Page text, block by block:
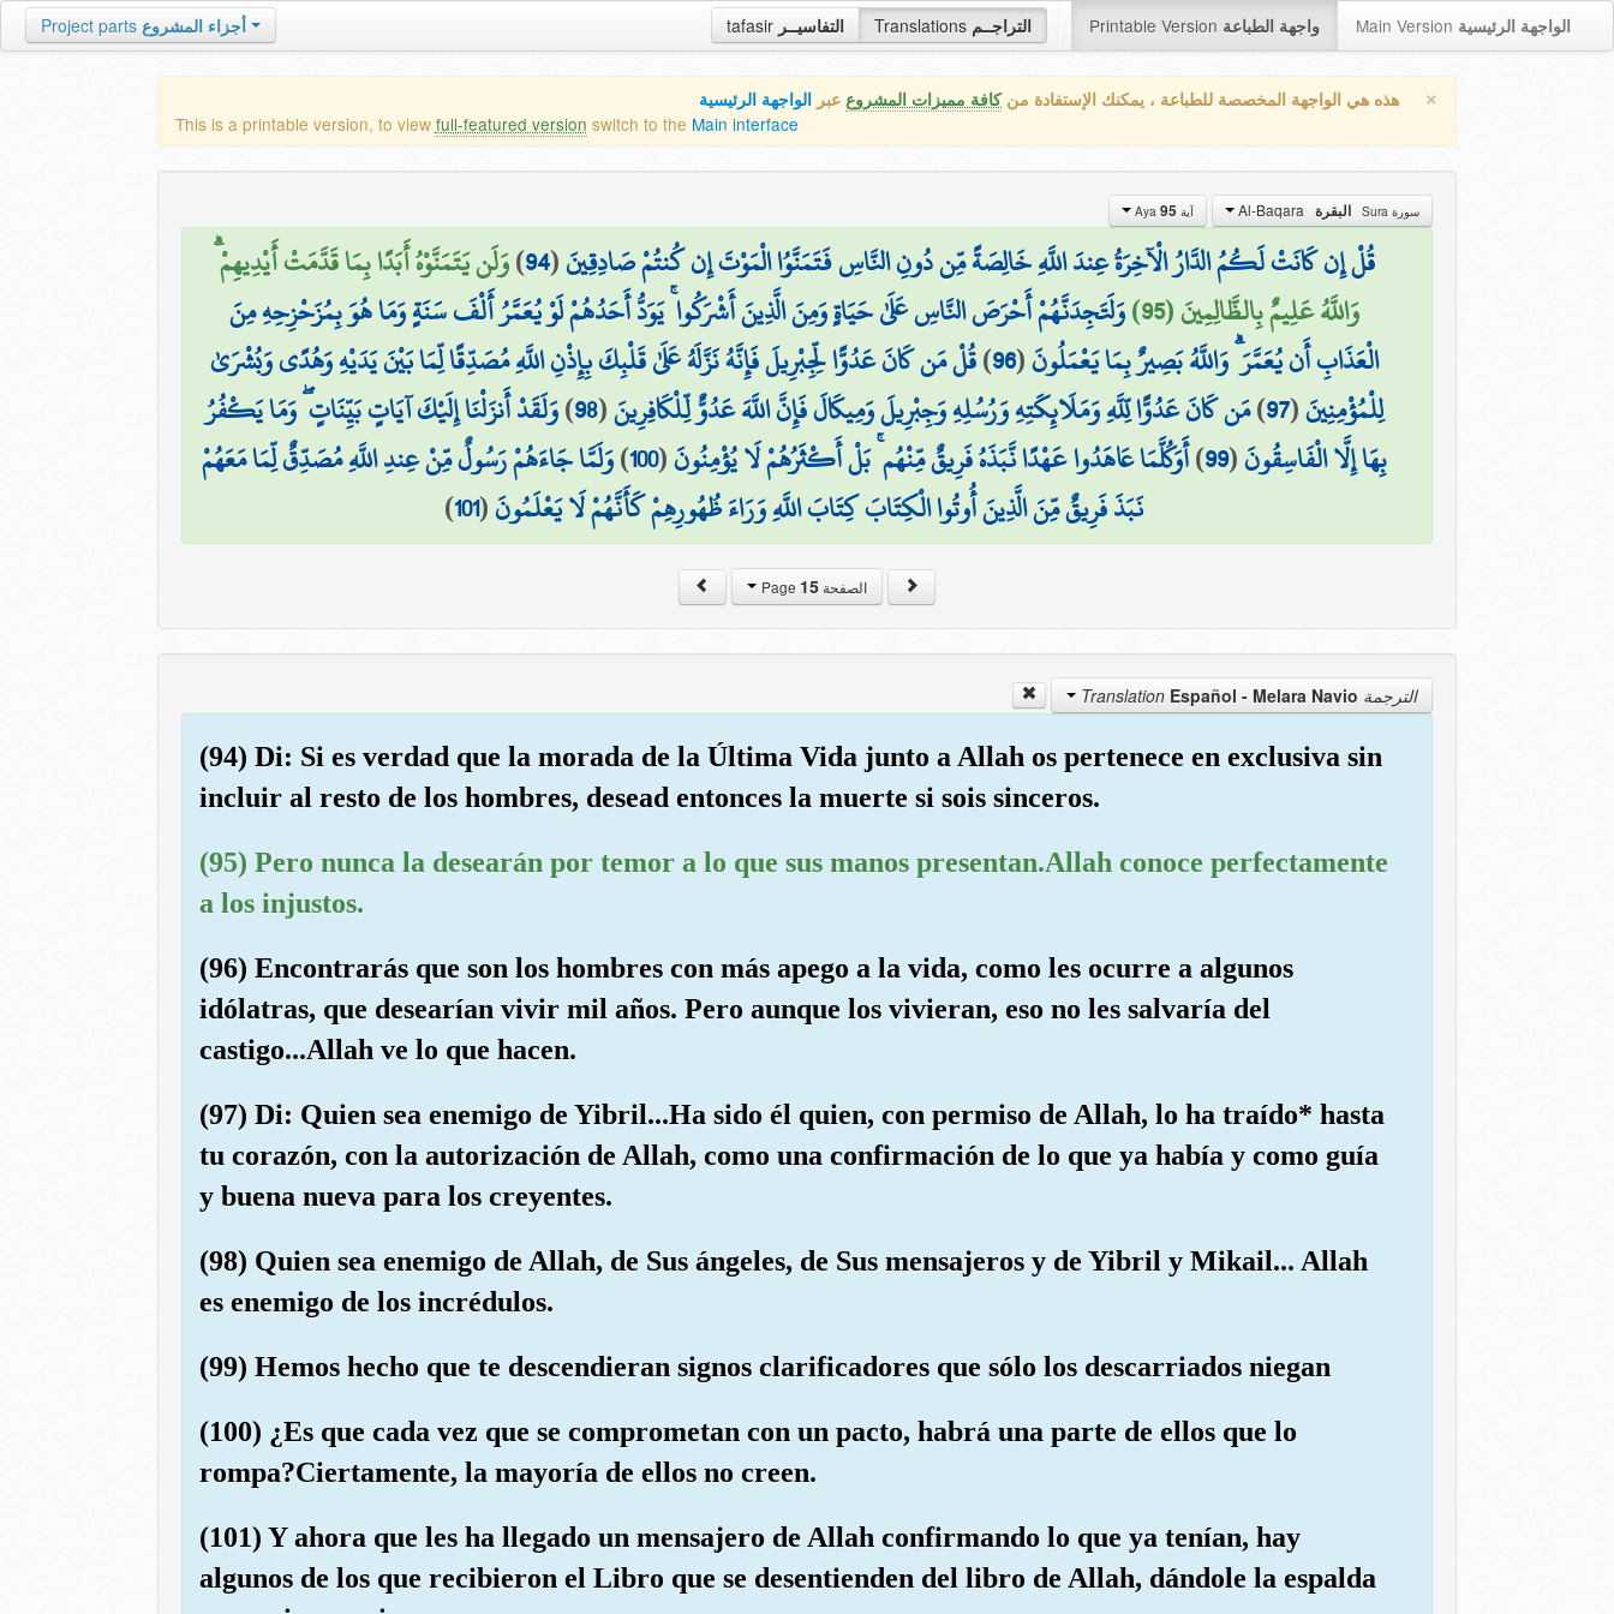
tafasir التفاسيــر Translations التراجــم Printable Version واجهة الطباعة Main Version الواجهة الرئيسية Project parts أجزاء المشروع
× هذه هي الواجهة المخصصة للطباعة ، يمكنك الإستفادة منكافة مميزات المشروع عبر الواجهة الرئيسية
This is a printable version, to view full-featured version switch to the Main interface
سورة Sura البقرة آية Aya 95
قُلْ إِن كَانَتْ لَكُمُ الدَّارُ الْآخِرَةُ عِندَ اللَّهِ خَالِصَةً مِّن دُونِ النَّاسِ فَتَمَنَّوُا الْمَوْتَ إِن كُنتُمْ صَادِقِينَ(
94
)وَلَن يَتَمَنَّوْهُ أَبَدًا بِمَا قَدَّمَتْ أَيْدِيهِمْ ۗ
وَاللَّهُ عَلِيمٌ بِالظَّالِمِينَ (95)
وَلَتَجِدَنَّهُمْ أَحْرَصَ النَّاسِ عَلَىٰ حَيَاةٍ وَمِنَ الَّذِينَ أَشْرَكُوا ۚ يَوَدُّ أَحَدُهُمْ لَوْ يُعَمَّرُ أَلْفَ سَنَةٍ وَمَا هُوَ بِمُزَحْزِحِهِ مِنَ
الْعَذَابِ أَن يُعَمَّرَ ۗ وَاللَّهُ بَصِيرٌ بِمَا يَعْمَلُونَ(
96
)قُلْ مَن كَانَ عَدُوًّا لِّجِبْرِيلَ فَإِنَّهُ نَزَّلَهُ عَلَىٰ قَلْبِكَ بِإِذْنِ اللَّهِ مُصَدِّقًا لِّمَا بَيْنَ يَدَيْهِ وَهُدًى وَبُشْرَىٰ
لِلْمُؤْمِنِينَ(
97
)مَن كَانَ عَدُوًّا لِّلَّهِ وَمَلَائِكَتِهِ وَرُسُلِهِ وَجِبْرِيلَ وَمِيكَالَ فَإِنَّ اللَّهَ عَدُوٌّ لِّلْكَافِرِينَ(
98
)وَلَقَدْ أَنزَلْنَا إِلَيْكَ آيَاتٍ بَيِّنَاتٍ ۖ وَمَا يَكْفُرُ
بِهَا إِلَّا الْفَاسِقُونَ(
99
)أَوَكُلَّمَا عَاهَدُوا عَهْدًا نَّبَذَهُ فَرِيقٌ مِّنْهُم ۚ بَلْ أَكْثَرُهُمْ لَا يُؤْمِنُونَ(
100
)وَلَمَّا جَاءَهُمْ رَسُولٌ مِّنْ عِندِ اللَّهِ مُصَدِّقٌ لِّمَا مَعَهُمْ
نَبَذَ فَرِيقٌ مِّنَ الَّذِينَ أُوتُوا الْكِتَابَ كِتَابَ اللَّهِ وَرَاءَ ظُهُورِهِمْ كَأَنَّهُمْ لَا يَعْلَمُونَ(
101
)
الصفحة Page15
الترجمة Translation Español - Melara Navio
(94) Di: Si es verdad que la morada de la Última Vida junto a Allah os pertenece en exclusiva sin
incluir al resto de los hombres, desead entonces la muerte si sois sinceros.
(95) Pero nunca la desearán por temor a lo que sus manos presentan.Allah conoce perfectamente
a los injustos.
(96) Encontrarás que son los hombres con más apego a la vida, como les ocurre a algunos
idólatras, que desearían vivir mil años. Pero aunque los vivieran, eso no les salvaría del
castigo...Allah ve lo que hacen.
(97) Di: Quien sea enemigo de Yibril...Ha sido él quien, con permiso de Allah, lo ha traído* hasta
tu corazón, con la autorización de Allah, como una confirmación de lo que ya había y como guía
y buena nueva para los creyentes.
(98) Quien sea enemigo de Allah, de Sus ángeles, de Sus mensajeros y de Yibril y Mikail... Allah
es enemigo de los incrédulos.
(99) Hemos hecho que te descendieran signos clarificadores que sólo los descarriados niegan
(100) ¿Es que cada vez que se comprometan con un pacto, habrá una parte de ellos que lo
rompa?Ciertamente, la mayoría de ellos no creen.
(101) Y ahora que les ha llegado un mensajero de Allah confirmando lo que ya tenían, hay
algunos de los que recibieron el Libro que se desentienden del libro de Allah, dándole la espalda